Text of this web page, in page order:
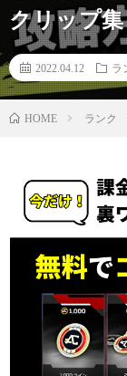
クリップ集
2022.04.12 ラ
HOME ランク